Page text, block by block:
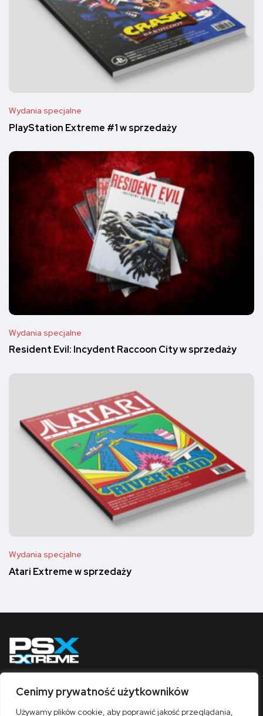
Cenimy prywatność użytkowników
Używamy plików cookie, aby poprawić jakość przeglądania,
Wydania specjalne
PlayStation Extreme #1 w sprzedaży
Wydania specjalne
Resident Evil: Incydent Raccoon City w sprzedaży
Wydania specjalne
Atari Extreme w sprzedaży
Obserwuj nas